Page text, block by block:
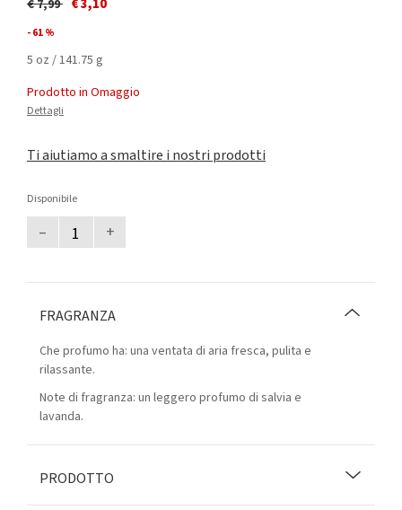
€ 7,99 € 3,10
- 61 %
5 oz / 141.75 g
Prodotto in Omaggio
Dettagli
Ti aiutiamo a smaltire i nostri prodotti
Disponibile
– +
FRAGRANZA
Che profumo ha: una ventata di aria fresca, pulita e
rilassante.
Note di fragranza: un leggero profumo di salvia e
lavanda.
PRODOTTO